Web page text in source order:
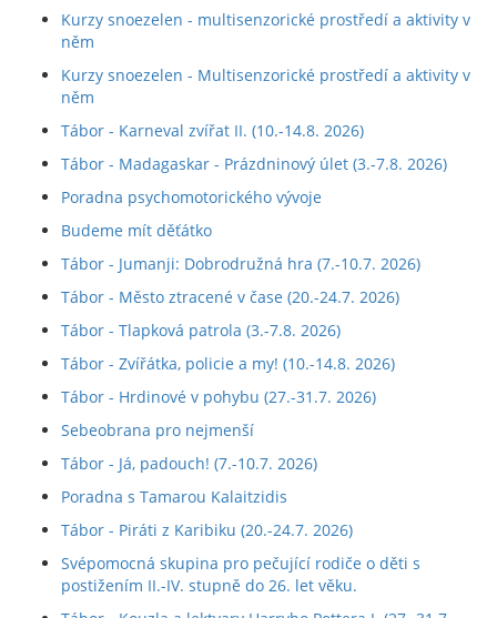
Kurzy snoezelen - multisenzorické prostředí a aktivity v
něm
Kurzy snoezelen - Multisenzorické prostředí a aktivity v
něm
Tábor - Karneval zvířat II. (10.-14.8. 2026)
Tábor - Madagaskar - Prázdninový úlet (3.-7.8. 2026)
Poradna psychomotorického vývoje
Budeme mít děťátko
Tábor - Jumanji: Dobrodružná hra (7.-10.7. 2026)
Tábor - Město ztracené v čase (20.-24.7. 2026)
Tábor - Tlapková patrola (3.-7.8. 2026)
Tábor - Zvířátka, policie a my! (10.-14.8. 2026)
Tábor - Hrdinové v pohybu (27.-31.7. 2026)
Sebeobrana pro nejmenší
Tábor - Já, padouch! (7.-10.7. 2026)
Poradna s Tamarou Kalaitzidis
Tábor - Piráti z Karibiku (20.-24.7. 2026)
Svépomocná skupina pro pečující rodiče o děti s
postižením II.-IV. stupně do 26. let věku.